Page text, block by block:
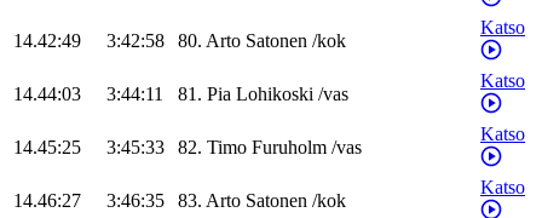
14.42:49 3:42:58 80. Arto Satonen /kok
Katso
14.44:03 3:44:11 81. Pia Lohikoski /vas
Katso
14.45:25 3:45:33 82. Timo Furuholm /vas
Katso
14.46:27 3:46:35 83. Arto Satonen /kok
Katso